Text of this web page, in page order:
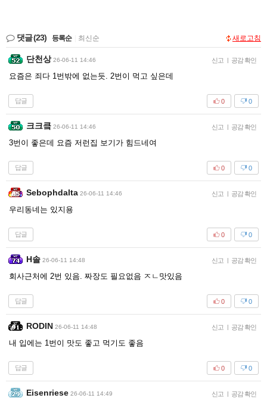
댓글(23) 등록순 최신순 새로고침
단천상 26-06-11 14:46 신고 공감 확인
요즘은 죄다 1번밖에 없는듯. 2번이 먹고 싶은데
답글 0
0
크크킄 26-06-11 14:46 신고 공감 확인
3번이 좋은데 요즘 저런집 보기가 힘드네여
답글 0
0
Sebophdalta 26-06-11 14:46 신고 공감 확인
우리동네는 있지용
답글 0
0
H솔 26-06-11 14:48 신고 공감 확인
회사근처에 2번 있음. 짜장도 필요없음 ㅈㄴ맛있음
답글 0
0
RODIN 26-06-11 14:48 신고 공감 확인
내 입에는 1번이 맛도 좋고 먹기도 좋음
답글 0
0
Eisenriese 26-06-11 14:49 신고 공감 확인